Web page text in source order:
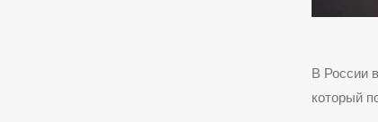
В России
который